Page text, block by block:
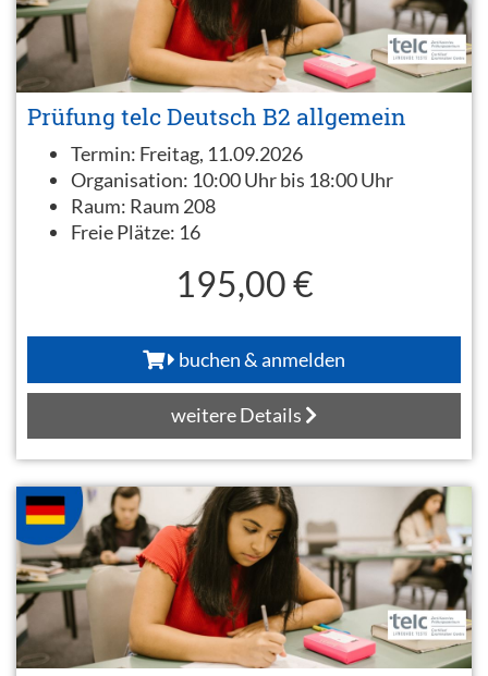
Prüfung telc Deutsch B2 allgemein
Termin: Freitag, 11.09.2026
Organisation: 10:00 Uhr bis 18:00 Uhr
Raum: Raum 208
Freie Plätze: 16
195,00 €
buchen & anmelden
weitere Details